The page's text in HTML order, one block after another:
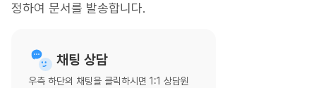
정하여 문서를 발송합니다.
채팅 상담
우측 하단의 채팅을 클릭하시면 1:1 상담원